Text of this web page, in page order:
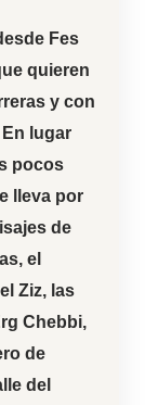
Fes
quieren
y con
lugar
pocos
lleva por
de
, el
Ziz, las
Chebbi,
de
del